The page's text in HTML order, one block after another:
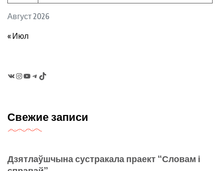
Август 2026
« Июл
Instagram
YouTubeTelegram
TikTok
Свежие записи
Дзятлаўшчына сустракала праект “Словам і